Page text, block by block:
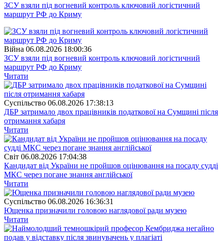
ЗСУ взяли під вогневий контроль ключовий логістичний
маршрут РФ до Криму
Війна 06.08.2026 18:00:36
ЗСУ взяли під вогневий контроль ключовий логістичний
маршрут РФ до Криму
Читати
Суспiльство 06.08.2026 17:38:13
ДБР затримало двох працівників податкової на Сумщині після
отримання хабаря
Читати
Свiт 06.08.2026 17:04:38
Кандидат від України не пройшов оцінювання на посаду судді
МКС через погане знання англійської
Читати
Суспiльство 06.08.2026 16:36:31
Ющенка призначили головою наглядової ради музею
Читати